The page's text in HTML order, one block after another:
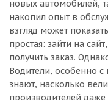
новых автомобилей,
накопил опыт в
взгляд может
простая: зайти на
получить заказ.
Водители, особенно
знают, насколько
производителей